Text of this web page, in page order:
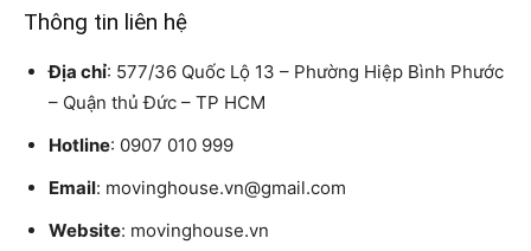
Thông tin liên hệ
Địa chỉ: 577/36 Quốc Lộ 13 – Phường Hiệp Bình Phước
– Quận thủ Đức – TP HCM
Hotline: 0907 010 999
Email: movinghouse.vn@gmail.com
Website: movinghouse.vn